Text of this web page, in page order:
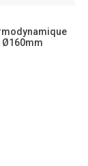
Ø160mm